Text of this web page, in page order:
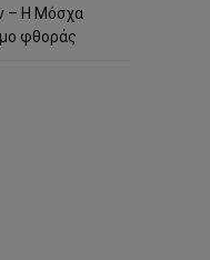
– Η Μόσχα
φθοράς